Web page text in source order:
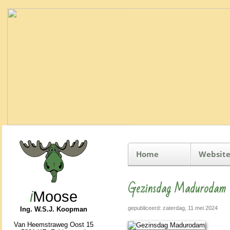
iMoose
Ing. W.S.J. Koopman
Van Heemstraweg Oost 15
Home
Gezinsdag Madurodam
gepubliceerd: zaterdag, 11 mei 2024